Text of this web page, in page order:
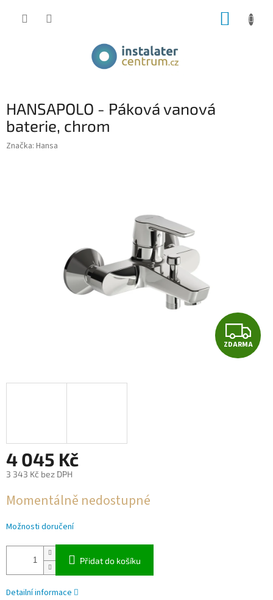
HANSAPOLO - Páková vanová
baterie, chrom
Značka: Hansa
Z
D
ZDARMA
4 045 Kč
3 343 Kč bez DPH
cena:
Momentálně nedostupné
Možnosti doručení
Přidat do košíku
Detailní informace